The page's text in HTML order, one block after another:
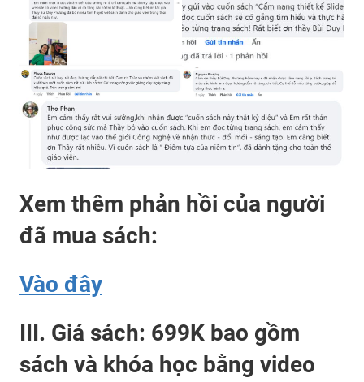
Xem thêm phản hồi của người
đã mua sách:
Vào đây
III. Giá sách: 699K bao gồm
sách và khóa học bằng video